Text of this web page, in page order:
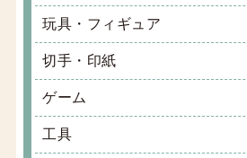
玩具・フィギュア
切手・印紙
ゲーム
工具